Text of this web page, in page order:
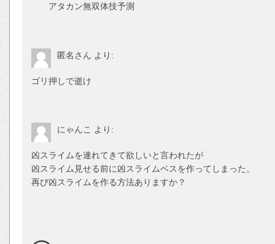
アタカン無双体技予測
匿名さん より:
ゴリ押しで逝け
にゃんこ より:
凶スライムを連れてきて欲しいと言われたが
凶スライム見せる前に凶スライムベスを作ってしまった。
再び凶スライムを作る方法ありますか？